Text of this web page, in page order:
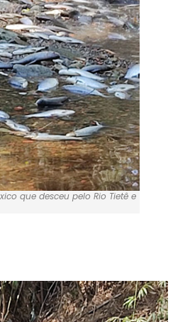
que desceu pelo Rio Tietê e